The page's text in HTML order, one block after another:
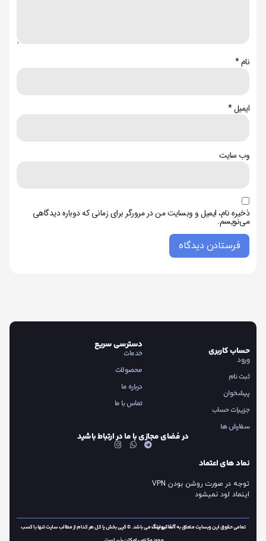
نام*
ایمیل*
وب‌ سایت
ذخیره نام، ایمیل و وبسایت من در مرورگر برای زمانی که دوباره دیدگاهی
می‌نویسم.
حساب کاربری
ورود
ثبت نام
پیشخوان
جزییات حساب
سفارش ها
دسترسی سریع
خدمات
محصولات
درباره ما
تماس با ما
در فضای مجازی با ما در ارتباط باشید
نماد های اعتماد
توجه در صورت روشن بودن VPN
اینماد لود نمیشود
تمامی حقوق این وبسایت متعلق بهآلفا تیونینگمی باشد. © کپی بخش یا کل هر کدام از مطالب سایت تنها با کسب